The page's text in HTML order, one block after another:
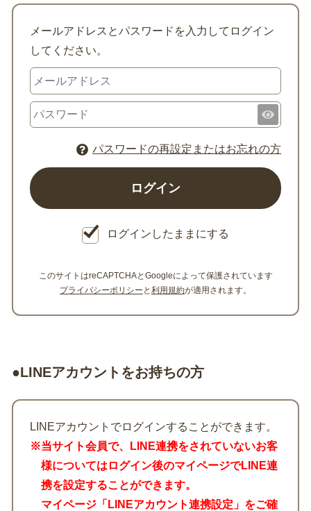
メールアドレスとパスワードを入力してログイン
してください。
パスワードの再設定またはお忘れの方
ログインしたままにする
このサイトはreCAPTCHAとGoogleによって保護されています
プライバシーポリシー と 利用規約が適用されます。
●LINEアカウントをお持ちの方
LINEアカウントでログインすることができます。
※当サイト会員で、LINE連携をされていないお客
様についてはログイン後のマイページでLINE連
携を設定することができます。
マイページ「LINEアカウント連携設定」をご確